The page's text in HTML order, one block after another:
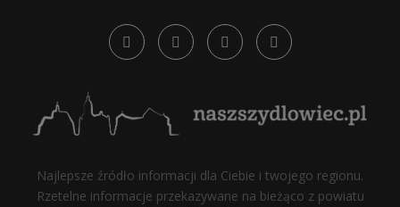
Najlepsze źródło informacji dla Ciebie i twojego regionu.
Rzetelne informacje przekazywane na bieżąco z powiatu